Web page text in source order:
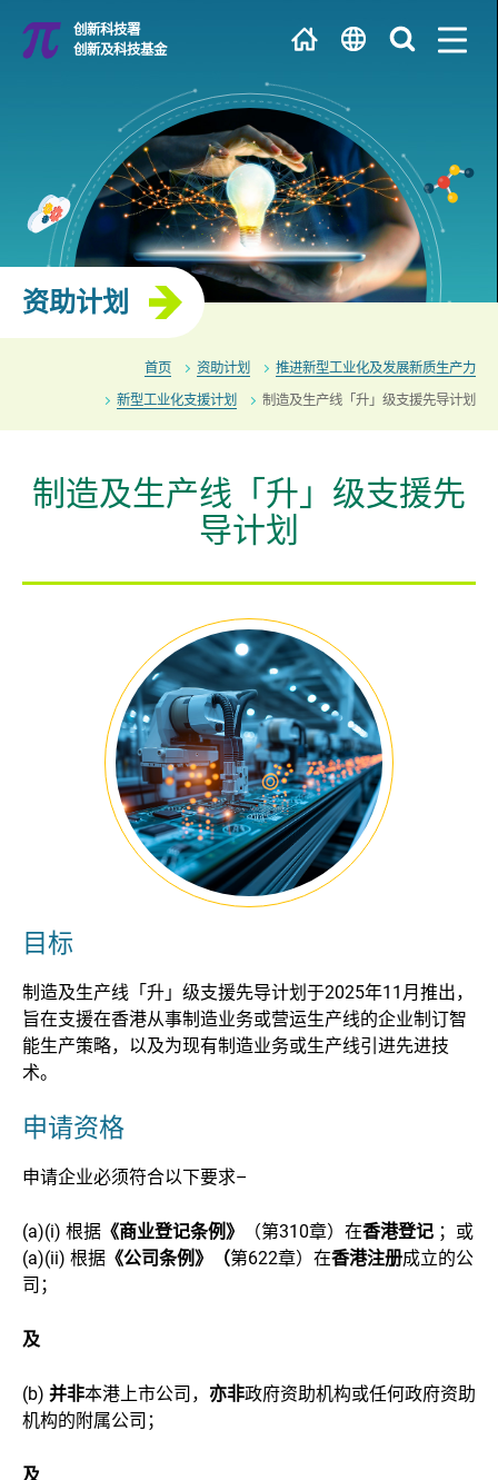
创新科技署
创新及科技基金
繁
简
资助计划
首页 资助计划
推进新型工业化及发展新质生产力
新型工业化支援计划
制造及生产线「升」级支援先导计划
制造及生产线「升」级支援先
导计划
目标
制造及生产线「升」级支援先导计划于2025年11月推出，
旨在支援在香港从事制造业务或营运生产线的企业制订智
能生产策略，以及为现有制造业务或生产线引进先进技
术。
申请资格
申请企业必须符合以下要求–
(a)(i) 根据 《商业登记条例》 （第310章）在香港登记 ；或
(a)(ii) 根据 《公司条例》（第622章）在香港注册成立的公
司；
及
(b) 并非本港上市公司， 亦非政府资助机构或任何政府资助
机构的附属公司；
及
研发中心
大学 / 科研机构
企业 / 初创企业 / 创科加速器